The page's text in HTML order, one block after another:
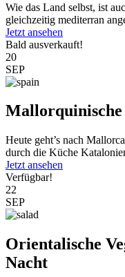
Wie das Land selbst, ist
gleichzeitig mediterran
Jetzt ansehen
Bald ausverkauft!
20
SEP
Mallorquinische
Heute geht’s nach
durch die Küche
Jetzt ansehen
Verfügbar!
22
SEP
Orientalische
Nacht